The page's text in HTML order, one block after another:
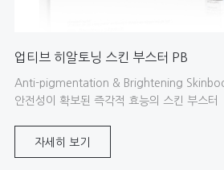
업티브 히알토닝 스킨 부스터 PB
Anti-pigmentation & Brightening
안전성이 확보된 즉각적 효능의 스킨 부스터
자세히 보기